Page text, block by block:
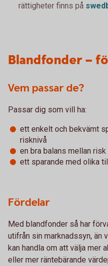
rättigheter finns på
Blandfonder –
Vem passar de?
Passar dig som vill ha:
ett enkelt och bekvämt
risknivå
en bra balans mellan
ett sparande med olika
Fördelar
Med blandfonder så har
utifrån sin marknadssyn, än
kan handla om att välja mer
eller mer räntebärande